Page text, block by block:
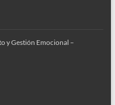
y Gestión Emocional –